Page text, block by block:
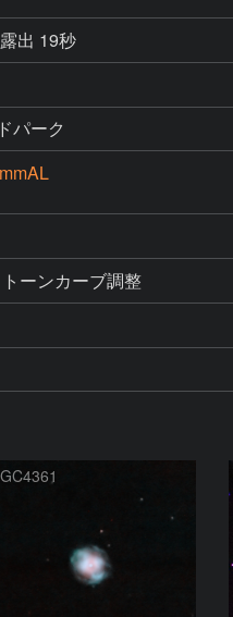
露出 19秒
パーク
ーンカーブ調整